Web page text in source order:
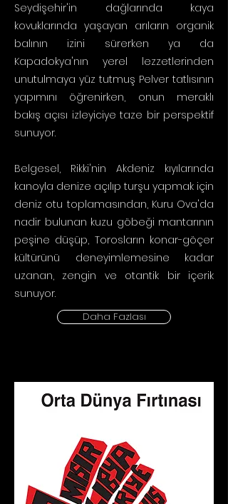
Seydişehir'in dağlarında kaya
kovuklarında yaşayan arıların organik
balının izini sürerken ya da
Kapadokya'nın yerel lezzetlerinden
unutulmaya yüz tutmuş Pelver tatlısının
yapımını öğrenirken, onun meraklı
bakış açısı izleyiciye taze bir perspektif
sunuyor.
Belgesel, Rikki'nin Akdeniz kıyılarında
kanoyla denize açılıp turşu yapmak için
deniz otu toplamasından, Kuru Ova'da
nadir bulunan kuzu göbeği mantarının
peşine düşüp, Torosların konar-göçer
kültürünü deneyimlemesine kadar
uzanan, zengin ve otantik bir içerik
sunuyor.
Daha Fazlası